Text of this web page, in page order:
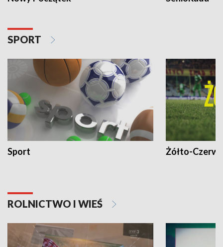
SPORT
Sport Żółto-
ROLNICTWO I WIEŚ